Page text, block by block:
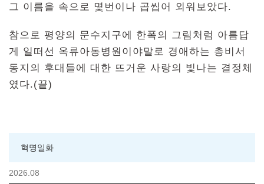
그 이름을 속으로 몇번이나 곱씹어 외워보았다.
참으로 평양의 문수지구에 한폭의 그림처럼 아름답
게 일떠선 옥류아동병원이야말로 경애하는 총비서
동지의 후대들에 대한 뜨거운 사랑의 빛나는 결정체
였다.(끝)
혁명일화
2026.08